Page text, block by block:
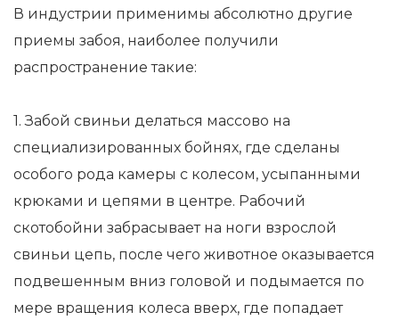
В индустрии применимы абсолютно другие
приемы забоя, наиболее получили
распространение такие:
1. Забой свиньи делаться массово на
специализированных бойнях, где сделаны
особого рода камеры с колесом, усыпанными
крюками и цепями в центре. Рабочий
скотобойни забрасывает на ноги взрослой
свиньи цепь, после чего животное оказывается
подвешенным вниз головой и подымается по
мере вращения колеса вверх, где попадает